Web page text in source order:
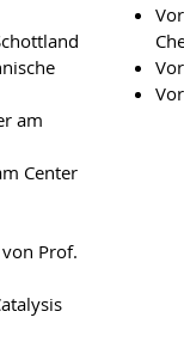
am
Center
Prof.